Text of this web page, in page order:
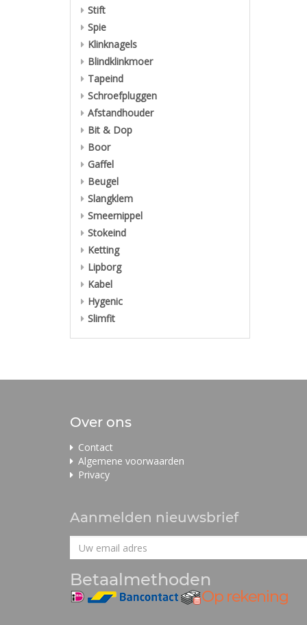
Stift
Spie
Klinknagels
Blindklinkmoer
Tapeind
Schroefpluggen
Afstandhouder
Bit & Dop
Boor
Gaffel
Beugel
Slangklem
Smeernippel
Stokeind
Ketting
Lipborg
Kabel
Hygenic
Slimfit
Over ons
Contact
Algemene voorwaarden
Privacy
Aanmelden nieuwsbrief
Betaalmethoden